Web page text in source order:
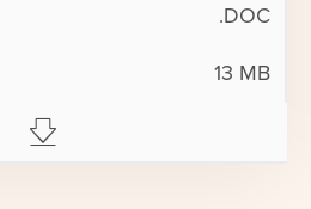
.DOC
13 MB